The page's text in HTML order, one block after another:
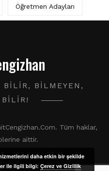
Öğretmen Adayları
BILMEYEN,
Tüm haklar,
aittir.
daha etkin bir şekilde
ile ilgili bilgi:Çerez ve Gizlilik